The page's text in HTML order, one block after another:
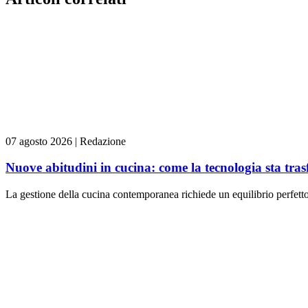
07 agosto 2026 | Redazione
Nuove abitudini in cucina: come la tecnologia sta
La gestione della cucina contemporanea richiede un equilibrio